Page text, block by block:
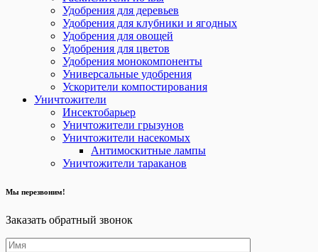
Удобрения для деревьев
Удобрения для клубники и ягодных
Удобрения для овощей
Удобрения для цветов
Удобрения монокомпоненты
Универсальные удобрения
Ускорители компостирования
Уничтожители
Инсектобарьер
Уничтожители грызунов
Уничтожители насекомых
Антимоскитные лампы
Уничтожители тараканов
Мы перезвоним!
Заказать обратный звонок